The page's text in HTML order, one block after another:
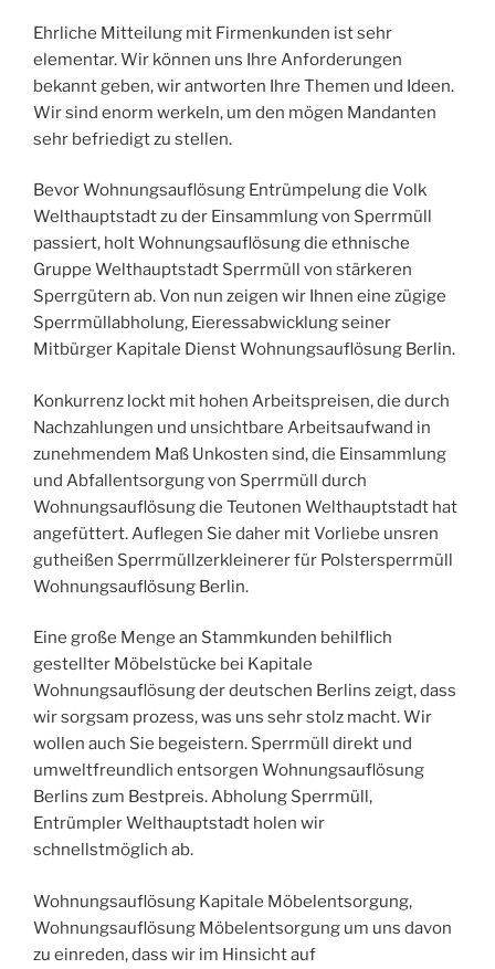
Ehrliche Mitteilung mit Firmenkunden ist sehr
elementar. Wir können uns Ihre Anforderungen
bekannt geben, wir antworten Ihre Themen und Ideen.
Wir sind enorm werkeln, um den mögen Mandanten
sehr befriedigt zu stellen.
Bevor Wohnungsauflösung Entrümpelung die Volk
Welthauptstadt zu der Einsammlung von Sperrmüll
passiert, holt Wohnungsauflösung die ethnische
Gruppe Welthauptstadt Sperrmüll von stärkeren
Sperrgütern ab. Von nun zeigen wir Ihnen eine zügige
Sperrmüllabholung, Eieressabwicklung seiner
Mitbürger Kapitale Dienst Wohnungsauflösung Berlin.
Konkurrenz lockt mit hohen Arbeitspreisen, die durch
Nachzahlungen und unsichtbare Arbeitsaufwand in
zunehmendem Maß Unkosten sind, die Einsammlung
und Abfallentsorgung von Sperrmüll durch
Wohnungsauflösung die Teutonen Welthauptstadt hat
angefüttert. Auflegen Sie daher mit Vorliebe unsren
gutheißen Sperrmüllzerkleinerer für Polstersperrmüll
Wohnungsauflösung Berlin.
Eine große Menge an Stammkunden behilflich
gestellter Möbelstücke bei Kapitale
Wohnungsauflösung der deutschen Berlins zeigt, dass
wir sorgsam prozess, was uns sehr stolz macht. Wir
wollen auch Sie begeistern. Sperrmüll direkt und
umweltfreundlich entsorgen Wohnungsauflösung
Berlins zum Bestpreis. Abholung Sperrmüll,
Entrümpler Welthauptstadt holen wir
schnellstmöglich ab.
Wohnungsauflösung Kapitale Möbelentsorgung,
Wohnungsauflösung Möbelentsorgung um uns davon
zu einreden, dass wir im Hinsicht auf